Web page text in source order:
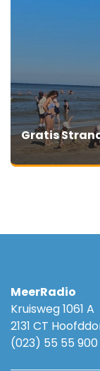
Gratis
MeerRadio
Kruisweg 1061 A
2131 CT
(023) 55 55 900